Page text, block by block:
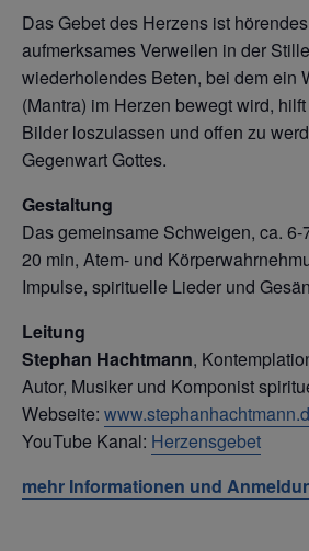
Das Gebet des Herzens ist
aufmerksames Verweilen in der
wiederholendes Beten, bei dem ein
(Mantra) im Herzen bewegt wird,
Bilder loszulassen und offen zu
Gegenwart Gottes.
Gestaltung
Das gemeinsame Schweigen, ca.
20 min, Atem- und
Impulse, spirituelle Lieder und
Leitung
Stephan Hachtmann,
Autor, Musiker und Komponist
Webseite:
YouTube Kanal: Herzensgebet
mehr Informationen und